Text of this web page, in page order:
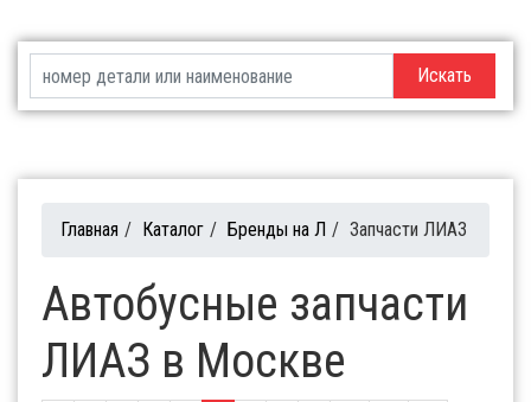
Искать
Главная / Каталог / Бренды на Л / Запчасти ЛИАЗ
Автобусные запчасти
ЛИАЗ в Москве